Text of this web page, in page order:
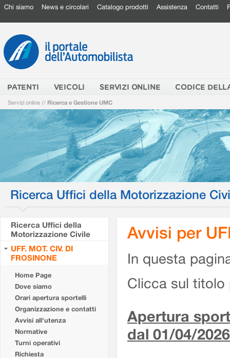
Chi siamo News e circolari Catalogo prodotti Assistenza Contatti
PATENTI VEICOLI SERVIZI ONLINE CODICE
Servizi online // Ricerca e Gestione UMC
Ricerca Uffici della Motorizzazione
Ricerca Uffici della
Motorizzazione Civile
UFF. MOT. CIV. DI
FROSINONE
Home Page
Dove siamo
Orari apertura sportelli
Organizzazione e contatti
Avvisi all'utenza
Normative
Turni operativi
Richiesta
Avvisi per
In questa
Clicca sul titolo
Apertura
dal 01/04/2026